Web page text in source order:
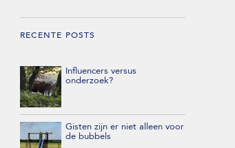
RECENTE POSTS
Influencers versus
onderzoek?
Gisten zijn er niet alleen voor
de bubbels